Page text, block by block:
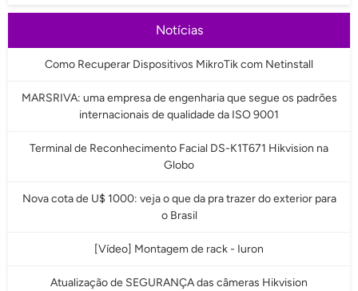
Notícias
Como Recuperar Dispositivos MikroTik com Netinstall
MARSRIVA: uma empresa de engenharia que segue os padrões
internacionais de qualidade da ISO 9001
Terminal de Reconhecimento Facial DS-K1T671 Hikvision na
Globo
Nova cota de U$ 1000: veja o que da pra trazer do exterior para
o Brasil
[Vídeo] Montagem de rack - Iuron
Atualização de SEGURANÇA das câmeras Hikvision